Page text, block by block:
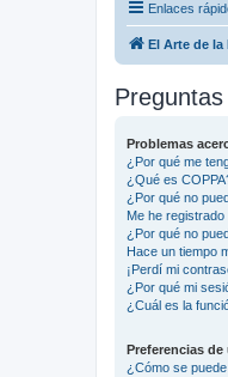
Enlaces
El Arte de la
Problemas
¿Por qué me
¿Qué es
¿Por qué no
Me he registrado
¿Por qué no
Hace un tiempo
¡Perdí mi
¿Por qué mi
¿Cuál es la
Preferencias
¿Cómo se